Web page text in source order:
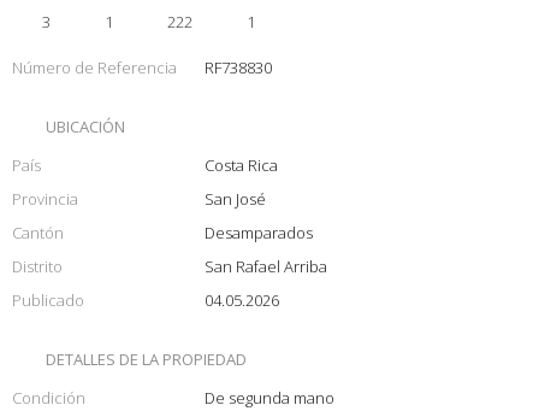
3 1 222 1
Número de Referencia RF738830
UBICACIÓN
País
Costa Rica
Provincia
San José
Cantón
Desamparados
Distrito
San Rafael Arriba
Publicado
04.05.2026
DETALLES DE LA PROPIEDAD
Condición
De segunda mano